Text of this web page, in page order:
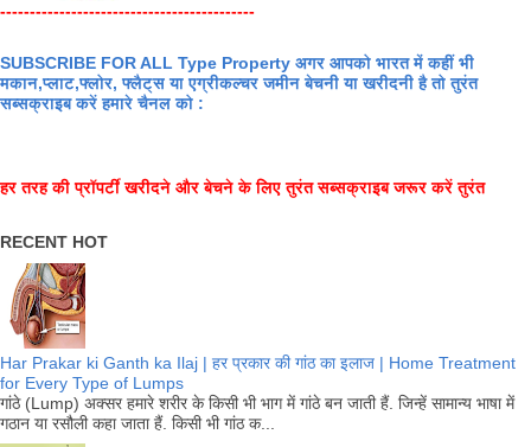
-------------------------------------------
SUBSCRIBE FOR ALL Type Property अगर आपको भारत में कहीं भी
मकान,प्लाट,फ्लोर, फ्लैट्स या एग्रीकल्चर जमीन बेचनी या खरीदनी है तो तुरंत
सब्सक्राइब करें हमारे चैनल को :
हर तरह की प्रॉपर्टी खरीदने और बेचने के लिए तुरंत सब्सक्राइब जरूर करें तुरंत
RECENT HOT
Har Prakar ki Ganth ka Ilaj | हर प्रकार की गांठ का इलाज | Home Treatment
for Every Type of Lumps
गांठे (Lump) अक्सर हमारे शरीर के किसी भी भाग में गांठे बन जाती हैं. जिन्हें सामान्य भाषा में
गठान या रसौली कहा जाता हैं. किसी भी गांठ क...